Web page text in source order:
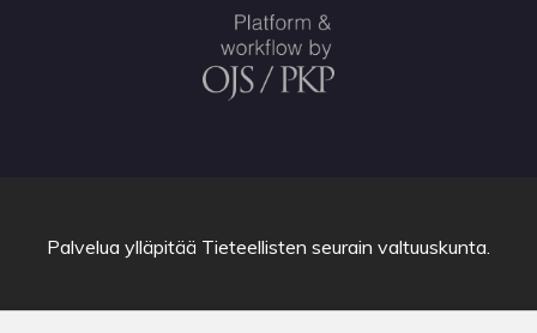
Palvelua ylläpitää Tieteellisten seurain valtuuskunta